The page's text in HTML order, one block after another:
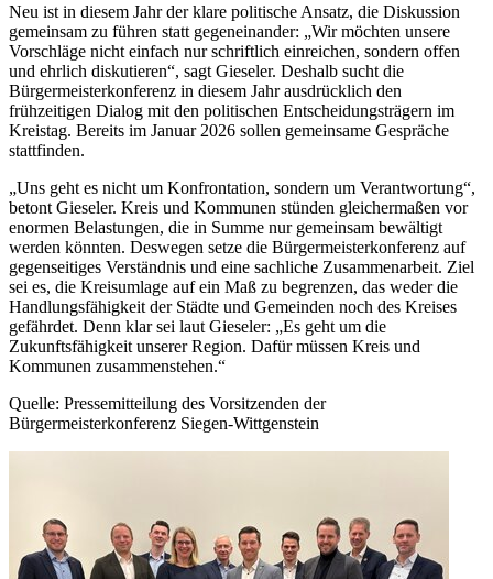
Neu ist in diesem Jahr der klare politische Ansatz, die Diskussion
gemeinsam zu führen statt gegeneinander: „Wir möchten unsere
Vorschläge nicht einfach nur schriftlich einreichen, sondern offen
und ehrlich diskutieren“, sagt Gieseler. Deshalb sucht die
Bürgermeisterkonferenz in diesem Jahr ausdrücklich den
frühzeitigen Dialog mit den politischen Entscheidungsträgern im
Kreistag. Bereits im Januar 2026 sollen gemeinsame Gespräche
stattfinden.
„Uns geht es nicht um Konfrontation, sondern um Verantwortung“,
betont Gieseler. Kreis und Kommunen stünden gleichermaßen vor
enormen Belastungen, die in Summe nur gemeinsam bewältigt
werden könnten. Deswegen setze die Bürgermeisterkonferenz auf
gegenseitiges Verständnis und eine sachliche Zusammenarbeit. Ziel
sei es, die Kreisumlage auf ein Maß zu begrenzen, das weder die
Handlungsfähigkeit der Städte und Gemeinden noch des Kreises
gefährdet. Denn klar sei laut Gieseler: „Es geht um die
Zukunftsfähigkeit unserer Region. Dafür müssen Kreis und
Kommunen zusammenstehen.“
Quelle: Pressemitteilung des Vorsitzenden der
Bürgermeisterkonferenz Siegen-Wittgenstein